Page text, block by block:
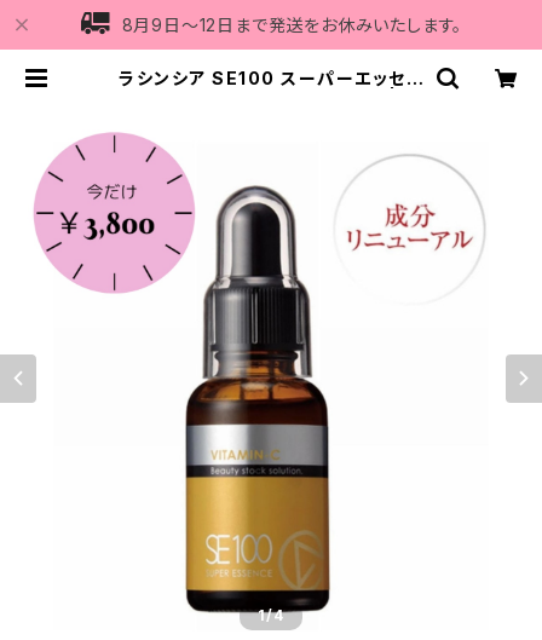
8月9日〜12日まで発送をお休みいたします。
ラシンシア SE100 スーパーエッセン
1/4